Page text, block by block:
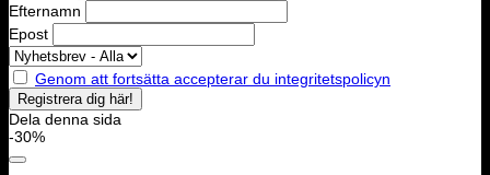
Efternamn
Epost
Genom att fortsätta accepterar du integritetspolicyn
Dela denna sida
-30%